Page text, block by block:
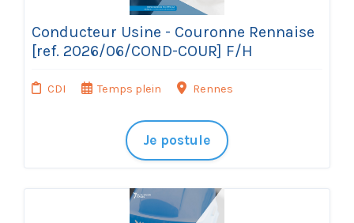
Conducteur Usine - Couronne Rennaise
[ref. 2026/06/COND-COUR] F/H
CDI Temps plein Rennes
Je postule